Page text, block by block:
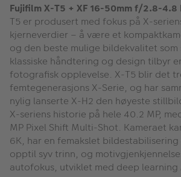
Fujifilm X-T5 + XF 16-50mm f/2.8-4.8
T5 er produsert med fokus på X-
kjerneverdier – å være et
og den beste mulige bildekvalitet som
klassiske håndtering og design tilbyr
fotografisk opplevelse. X-T5 blir det
femtegenerasjons X-Serie, og har
nylig lanserte X-H2 den høyeste
X-seriens historie på hele 40.2 MP,
MP Pixel Shift Multi-Shot. Kameraet
6K, har en femakslet
opptil syv trinn, og
autofokus, utviklet med deep